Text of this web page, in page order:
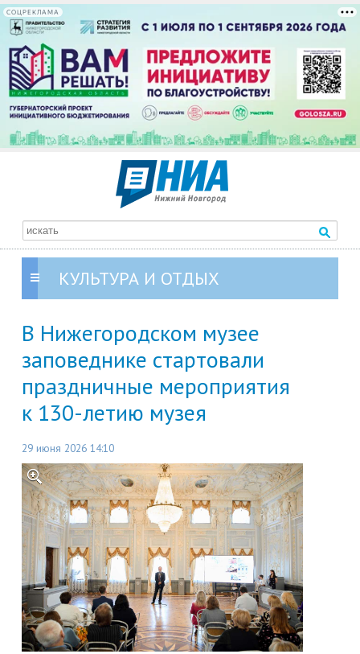
СОЦРЕКЛАМА
КУЛЬТУРА И ОТДЫХ
В Нижегородском музее
заповеднике стартовали
праздничные мероприятия
к 130-летию музея
29 июня 2026 14:10